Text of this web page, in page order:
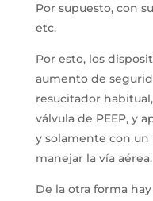
Por supuesto, con
etc.
Por esto, los
aumento de
resucitador
válvula de PEEP, y
y solamente con
manejar la vía aérea.
De la otra forma